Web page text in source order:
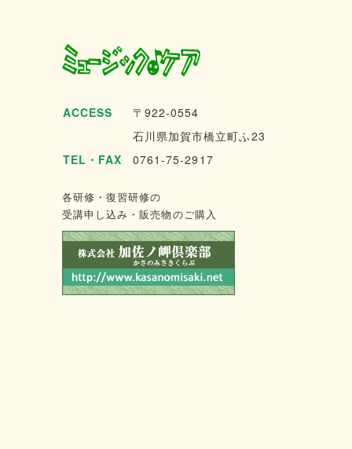
ACCESS
〒922-0554
石川県加賀市橋立町ふ23
TEL・FAX
0761-75-2917
各研修・復習研修の
受講申し込み・販売物のご購入